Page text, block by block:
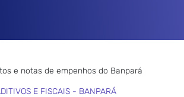
e notas de empenhos do Banpará
E FISCAIS - BANPARÁ